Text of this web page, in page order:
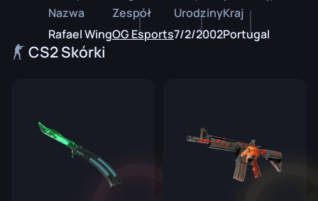
Nazwa
Rafael Wing
Zespół
OG Esports
Urodziny
7/2/2002
Kraj
Portugal
CS2 Skórki